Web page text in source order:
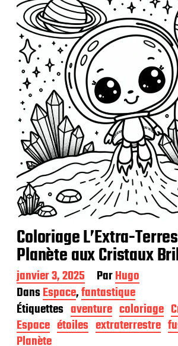
Coloriage L’Extra-
Planète aux Cristaux
D
a
t
e
d
e
janvier 3, 2025 ParHugo
DansEspace,fantastique
Étiquettes aventure coloriage
Espace étoiles extraterrestre
Planète